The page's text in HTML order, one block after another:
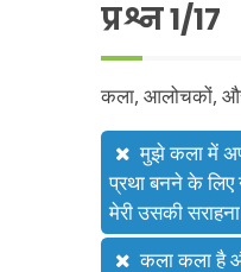
प्रश्न1/17
कला, आलोचकों,
मुझे कला में
प्रथा बनने के
मेरी उसकी
कला कला है